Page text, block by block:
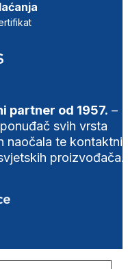
partner od 1957. –
svih vrsta
naočala te
proizvođača.